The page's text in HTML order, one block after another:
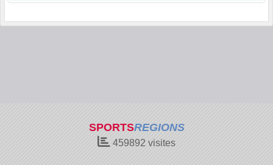
SPORTSREGIONS
459892 visites